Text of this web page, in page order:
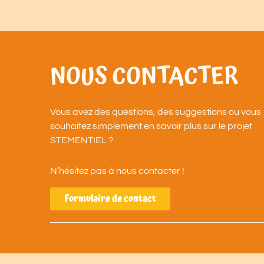
NOUS CONTACTER
Vous avez des questions, des suggestions ou vous
souhaitez simplement en savoir plus sur le projet
STEMENTIEL ?
N’hésitez pas à nous contacter !
Formulaire de contact